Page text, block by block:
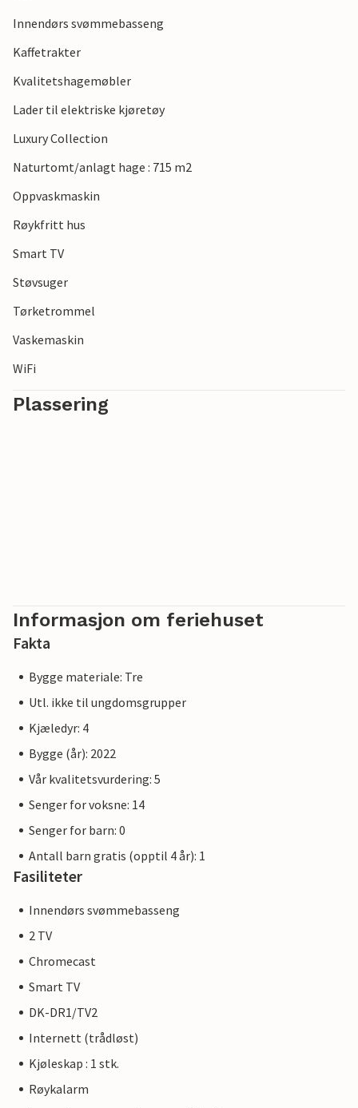
Innendørs svømmebasseng
Kaffetrakter
Kvalitetshagemøbler
Lader til elektriske kjøretøy
Luxury Collection
Naturtomt/anlagt hage : 715 m2
Oppvaskmaskin
Røykfritt hus
Smart TV
Støvsuger
Tørketrommel
Vaskemaskin
WiFi
Plassering
Informasjon om feriehuset
Fakta
Bygge materiale: Tre
Utl. ikke til ungdomsgrupper
Kjæledyr: 4
Bygge (år): 2022
Vår kvalitetsvurdering: 5
Senger for voksne: 14
Senger for barn: 0
Antall barn gratis (opptil 4 år): 1
Fasiliteter
Innendørs svømmebasseng
2 TV
Chromecast
Smart TV
DK-DR1/TV2
Internett (trådløst)
Kjøleskap : 1 stk.
Røykalarm